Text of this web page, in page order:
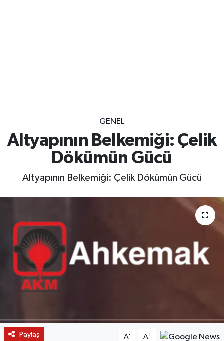
GENEL
Altyapının Belkemiği: Çelik
Dökümün Gücü
Altyapının Belkemiği: Çelik Dökümün Gücü
Paylaş A- A+